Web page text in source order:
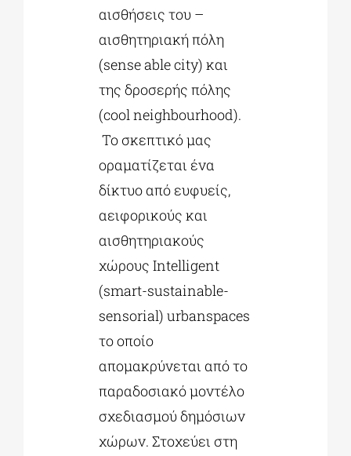
αισθήσεις του –
αισθητηριακή πόλη
(sense able city) και
της δροσερής πόλης
(cool neighbourhood).
Το σκεπτικό μας
οραματίζεται ένα
δίκτυο από ευφυείς,
αειφορικούς και
αισθητηριακούς
χώρους Intelligent
(smart-sustainable-
sensorial) urbanspaces
το οποίο
απομακρύνεται από το
παραδοσιακό μοντέλο
σχεδιασμού δημόσιων
χώρων. Στοχεύει στη